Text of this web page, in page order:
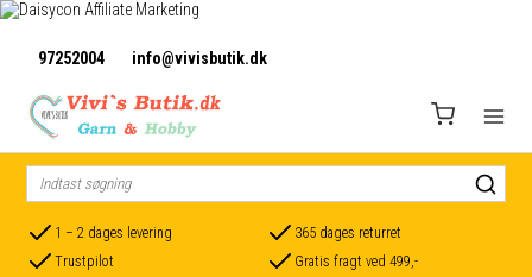
97252004 info@vivisbutik.dk
1 – 2 dages levering
365 dages returret
Trustpilot
Gratis fragt ved 499,-